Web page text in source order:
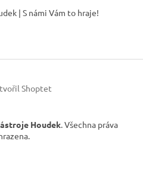
| S námi Vám to hraje!
Shoptet
Houdek. Všechna práva